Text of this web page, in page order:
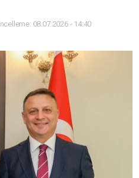
08.07.2026 - 14:40